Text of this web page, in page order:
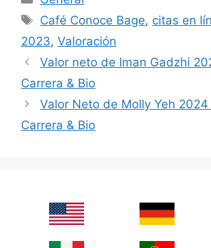
Tags
Café Conoce Bage, citas en
2023, Valoración
Valor neto de Iman Gadzhi
Carrera & Bio
Valor Neto de Molly Yeh
Carrera & Bio